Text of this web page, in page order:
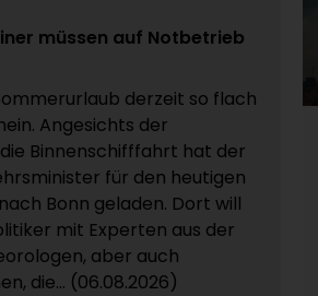
müssen auf Notbetrieb
derzeit so flach
Angesichts der
Binnenschifffahrt hat der
für den heutigen
Bonn geladen. Dort will
mit Experten aus der
aber auch
die... (06.08.2026)